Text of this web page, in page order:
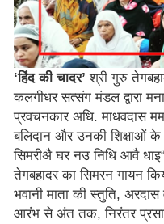
‘हिंद की चादर’श्री गुरु
कलगीधर सत्संग मंडल द्वारा
प्रवचनकार अधि. माधवदास
बलिदान और उनकी शिक्षाओं के
सिमरीअै घर नउ निधि आवै
तेगबहादर का सिमरन गायन
भवानी माता की स्तुति,
आरंभ से अंत तक, निरंतर